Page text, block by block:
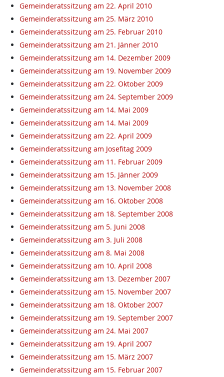
Gemeinderatssitzung am 22. April 2010
Gemeinderatssitzung am 25. März 2010
Gemeinderatssitzung am 25. Februar 2010
Gemeinderatssitzung am 21. Jänner 2010
Gemeinderatssitzung am 14. Dezember 2009
Gemeinderatssitzung am 19. November 2009
Gemeinderatssitzung am 22. Oktober 2009
Gemeinderatssitzung am 24. September 2009
Gemeinderatssitzung am 14. Mai 2009
Gemeinderatssitzung am 14. Mai 2009
Gemeinderatssitzung am 22. April 2009
Gemeinderatssitzung am Josefitag 2009
Gemeinderatssitzung am 11. Februar 2009
Gemeinderatssitzung am 15. Jänner 2009
Gemeinderatssitzung am 13. November 2008
Gemeinderatssitzung am 16. Oktober 2008
Gemeinderatssitzung am 18. September 2008
Gemeinderatssitzung am 5. Juni 2008
Gemeinderatssitzung am 3. Juli 2008
Gemeinderatssitzung am 8. Mai 2008
Gemeinderatssitzung am 10. April 2008
Gemeinderatssitzung am 13. Dezember 2007
Gemeinderatssitzung am 15. November 2007
Gemeinderatssitzung am 18. Oktober 2007
Gemeinderatssitzung am 19. September 2007
Gemeinderatssitzung am 24. Mai 2007
Gemeinderatssitzung am 19. April 2007
Gemeinderatssitzung am 15. März 2007
Gemeinderatssitzung am 15. Februar 2007